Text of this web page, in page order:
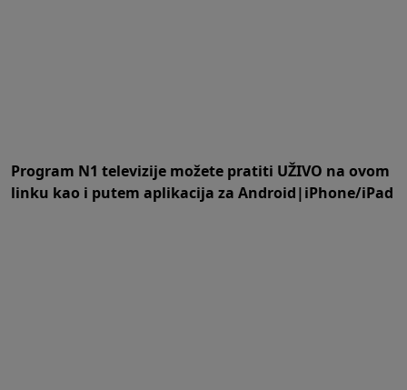
Program N1 televizije možete pratiti UŽIVO na ovom
linku kao i putem aplikacija za Android|iPhone/iPad